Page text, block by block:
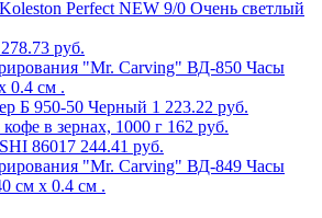
278.73 руб.
1 223.22 руб.
162 руб.
244.41 руб.